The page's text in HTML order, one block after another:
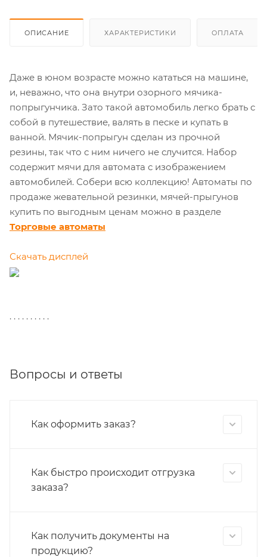
ОПИСАНИЕ ХАРАКТЕРИСТИКИ ОПЛАТА
Даже в юном возрасте можно кататься на машине,
и, неважно, что она внутри озорного мячика-
попрыгунчика. Зато такой автомобиль легко брать с
собой в путешествие, валять в песке и купать в
ванной. Мячик-попрыгун сделан из прочной
резины, так что с ним ничего не случится. Набор
содержит мячи для автомата с изображением
автомобилей. Собери всю коллекцию! Автоматы по
продаже жевательной резинки, мячей-прыгунов
купить по выгодным ценам можно в разделе
Торговые автоматы
Скачать дисплей
. . . . . . . . . .
Вопросы и ответы
Как оформить заказ?
Как быстро происходит отгрузка
заказа?
Как получить документы на
продукцию?